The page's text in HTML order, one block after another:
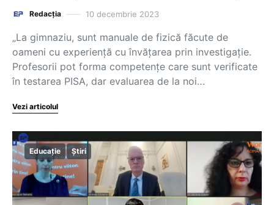
Redacția 10 decembrie 2023
„La gimnaziu, sunt manuale de fizică făcute de
oameni cu experiență cu învățarea prin investigație.
Profesorii pot forma competențe care sunt verificate
în testarea PISA, dar evaluarea de la noi…
Vezi articolul
Educație Știri